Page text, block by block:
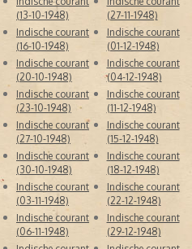
(13-10-1948)
Indische courant
(16-10-1948)
Indische courant
(20-10-1948)
Indische courant
(23-10-1948)
Indische courant
(27-10-1948)
Indische courant
(30-10-1948)
Indische courant
(03-11-1948)
Indische courant
(06-11-1948)
(27-11-1948)
Indische courant
(01-12-1948)
Indische courant
(04-12-1948)
Indische courant
(11-12-1948)
Indische courant
(15-12-1948)
Indische courant
(18-12-1948)
Indische courant
(22-12-1948)
Indische courant
(29-12-1948)